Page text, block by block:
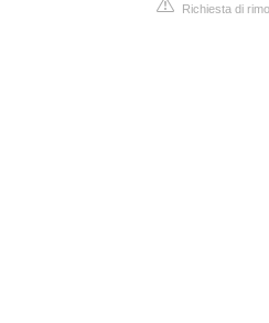
Richiesta di